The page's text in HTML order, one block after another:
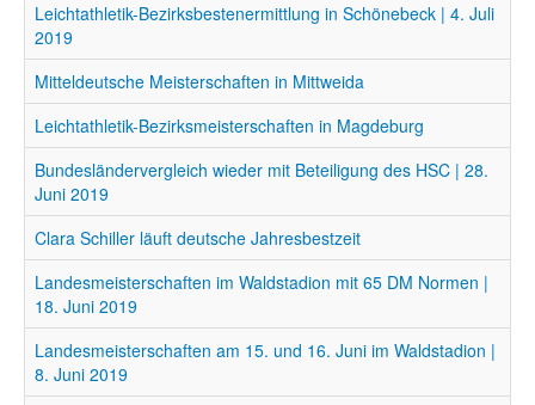
Leichtathletik-Bezirksbestenermittlung in Schönebeck | 4. Juli
2019
Mitteldeutsche Meisterschaften in Mittweida
Leichtathletik-Bezirksmeisterschaften in Magdeburg
Bundesländervergleich wieder mit Beteiligung des HSC | 28.
Juni 2019
Clara Schiller läuft deutsche Jahresbestzeit
Landesmeisterschaften im Waldstadion mit 65 DM Normen |
18. Juni 2019
Landesmeisterschaften am 15. und 16. Juni im Waldstadion |
8. Juni 2019